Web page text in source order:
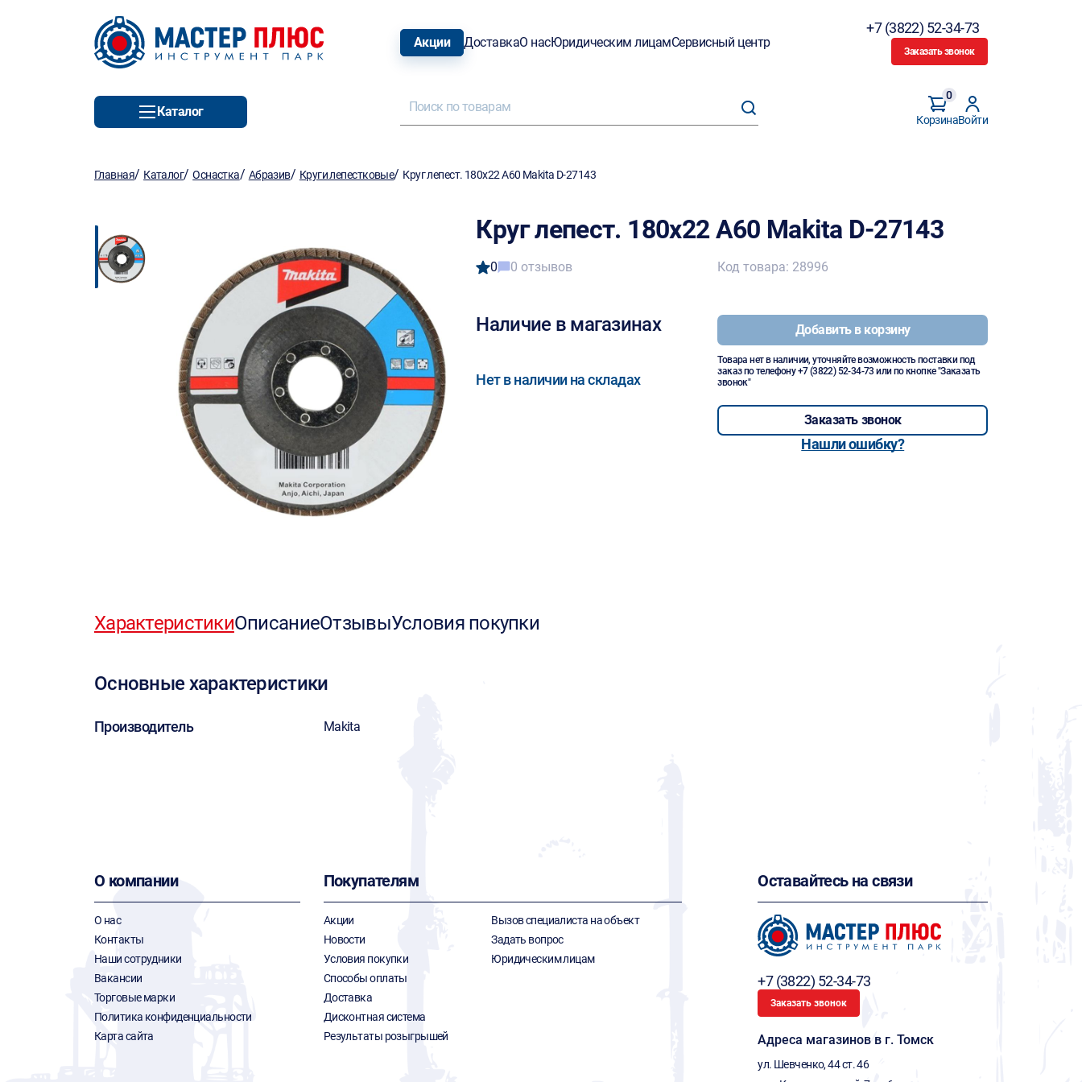
Акции ДоставкаО насЮридическим лицамСервисный центр
+7 (3822) 52-34-73
Заказать звонок
Каталог
Корзина
0
Войти
Главная/ Каталог/Оснастка/ Абразив/ Круги лепестковые/ Круг лепест. 180х22 A60 Makita D-27143
Круг лепест. 180х22 A60 Makita D-27143
0 0 отзывов
Наличие в магазинах
Нет в наличии на складах
Код товара: 28996
Добавить в корзину
Товара нет в наличии, уточняйте возможность поставки под
заказ по телефону+7 (3822) 52-34-73 или по кнопке "Заказать
звонок"
Заказать звонок
Нашли ошибку?
ХарактеристикиОписаниеОтзывыУсловия покупки
Основные характеристики
Производитель Makita
О компании
О нас
Контакты
Наши сотрудники
Вакансии
Торговые марки
Политика конфиденциальности
Карта сайта
Покупателям
Акции
Новости
Условия покупки
Способы оплаты
Доставка
Дисконтная система
Результаты розыгрышей
Вызов специалиста на объект
Задать вопрос
Юридическим лицам
Оставайтесь на связи
+7 (3822) 52-34-73
Заказать звонок
Адреса магазинов в г. Томск
ул. Шевченко, 44 ст. 46